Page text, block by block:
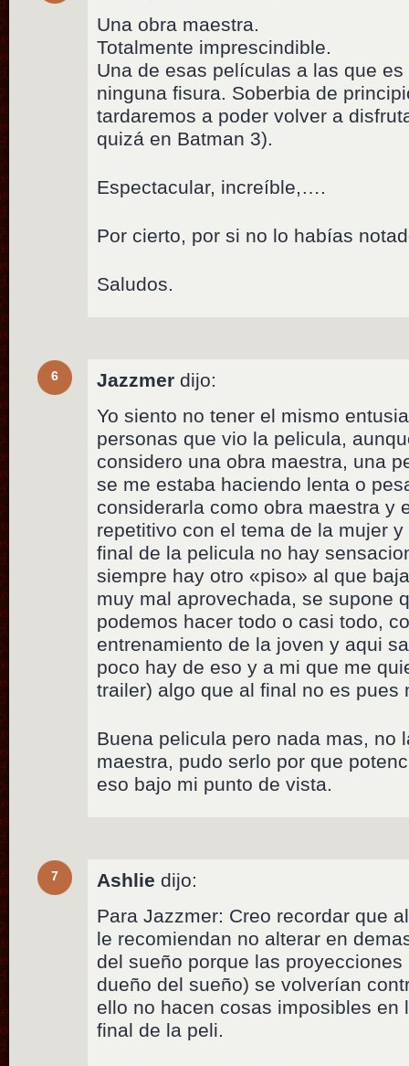
Una obra maestra.
Totalmente imprescindible.
Una de esas películas a las que
ninguna fisura. Soberbia de
tardaremos a poder volver a
quizá en Batman 3).
Espectacular, increíble,….
Por cierto, por si no lo habías
Saludos.
6 Jazzmer dijo:
Yo siento no tener el mismo
personas que vio la pelicula,
considero una obra maestra, una
se me estaba haciendo lenta o
considerarla como obra maestra y
repetitivo con el tema de la mujer
final de la pelicula no hay
siempre hay otro «piso» al que
muy mal aprovechada, se supone
podemos hacer todo o casi todo,
entrenamiento de la joven y aqui
poco hay de eso y a mi que me
trailer) algo que al final no es pues
Buena pelicula pero nada mas, no
maestra, pudo serlo por que
eso bajo mi punto de vista.
7 Ashlie dijo:
Para Jazzmer: Creo recordar que
le recomiendan no alterar en
del sueño porque las
dueño del sueño) se volverían
ello no hacen cosas imposibles en
final de la peli.